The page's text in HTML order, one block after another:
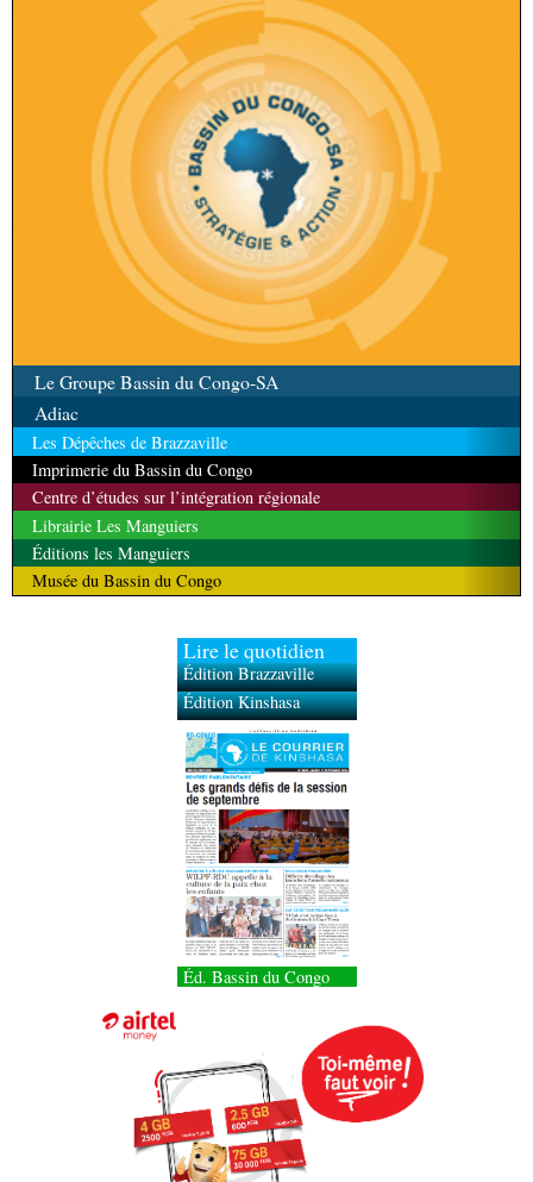
Le Groupe Bassin du Congo-SA
Adiac
Les Dépêches de Brazzaville
Imprimerie du Bassin du Congo
Centre d’études sur l’intégration régionale
Librairie Les Manguiers
Éditions les Manguiers
Musée du Bassin du Congo
Lire le quotidien
Édition Brazzaville
Édition Kinshasa
Éd. Bassin du Congo